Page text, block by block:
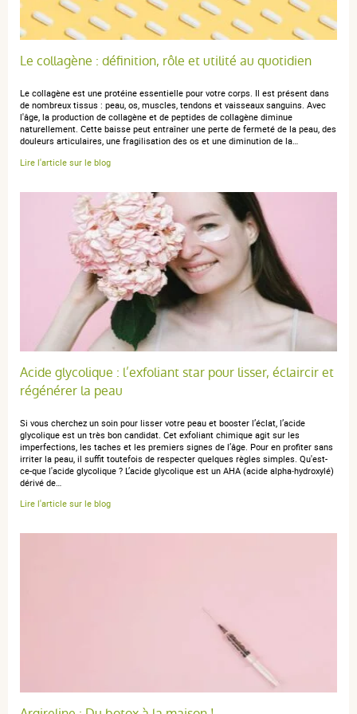
Trier l'affichage des avis
Naas B.publié le 15 février 2026 suite à une commande du 23
janvier 2026
5 / 5
Excellent produit
Le collagène : définition, rôle et utilité au quotidien
Le collagène est une protéine essentielle pour votre corps. Il est présent dans
de nombreux tissus : peau, os, muscles, tendons et vaisseaux sanguins. Avec
l'âge, la production de collagène et de peptides de collagène diminue
naturellement. Cette baisse peut entraîner une perte de fermeté de la peau, des
douleurs articulaires, une fragilisation des os et une diminution de la…
Lire l'article sur le blog
Acide glycolique : l’exfoliant star pour lisser, éclaircir et
régénérer la peau
Si vous cherchez un soin pour lisser votre peau et booster l’éclat, l’acide
glycolique est un très bon candidat. Cet exfoliant chimique agit sur les
imperfections, les taches et les premiers signes de l’âge. Pour en profiter sans
irriter la peau, il suffit toutefois de respecter quelques règles simples. Qu'est-
ce-que l'acide glycolique ? L’acide glycolique est un AHA (acide alpha‑hydroxylé)
dérivé de…
Lire l'article sur le blog